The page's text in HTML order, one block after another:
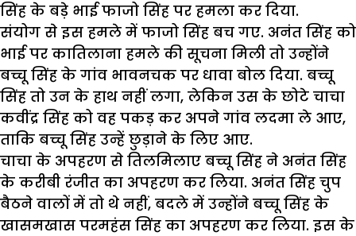
सिंह के बड़े भाई फाजो सिंह पर हमला कर दिया.
संयोग से इस हमले में फाजो सिंह बच गए. अनंत सिंह को
भाई पर कातिलाना हमले की सूचना मिली तो उन्होंने
बच्चू सिंह के गांव भावनचक पर धावा बोल दिया. बच्चू
सिंह तो उन के हाथ नहीं लगा, लेकिन उस के छोटे चाचा
कवींद्र सिंह को वह पकड़ कर अपने गांव लदमा ले आए,
ताकि बच्चू सिंह उन्हें छुड़ाने के लिए आए.
चाचा के अपहरण से तिलमिलाए बच्चू सिंह ने अनंत सिंह
के करीबी रंजीत का अपहरण कर लिया. अनंत सिंह चुप
बैठने वालों में तो थे नहीं, बदले में उन्होंने बच्चू सिंह के
खासमखास परमहंस सिंह का अपहरण कर लिया. इस के